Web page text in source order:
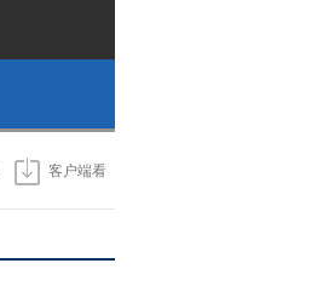
客户端看